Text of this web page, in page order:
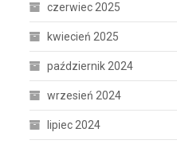
czerwiec 2025
kwiecień 2025
październik 2024
wrzesień 2024
lipiec 2024